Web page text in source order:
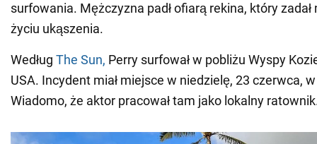
surfowania. Mężczyzna padł ofiarą rekina, który
życiu ukąszenia.
Według The Sun, Perry surfował w pobliżu Wyspy
USA. Incydent miał miejsce w niedzielę, 23 czerwca, w
Wiadomo, że aktor pracował tam jako lokalny